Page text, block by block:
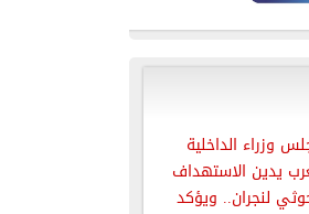
وزراء الداخلية
يدين الاستهداف
لنجران.. ويؤكد